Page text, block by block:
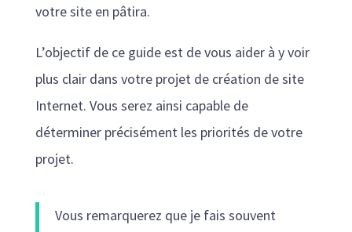
votre site en pâtira.
L’objectif de ce guide est de vous aider à y voir
plus clair dans votre projet de création de site
Internet. Vous serez ainsi capable de
déterminer précisément les priorités de votre
projet.
Vous remarquerez que je fais souvent